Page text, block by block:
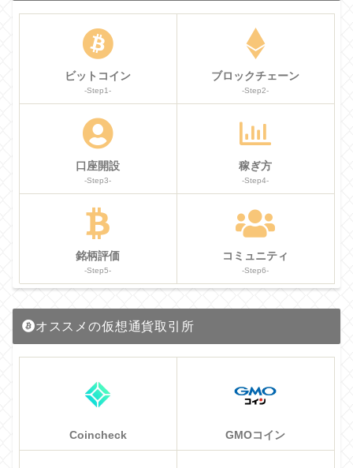
ビットコイン
-Step1-
ブロックチェーン
-Step2-
口座開設
-Step3-
稼ぎ方
-Step4-
銘柄評価
-Step5-
コミュニティ
-Step6-
オススメの仮想通貨取引所
Coincheck GMOコイン